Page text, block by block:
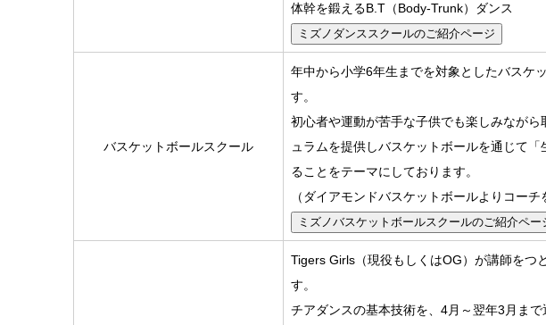
体幹を鍛えるB.T（Body-Trunk）ダンス
ミズノダンススクールのご紹介ページ
バスケットボールスクール
年中から小学6年生までを対象としたバスケ
す。
初心者や運動が苦手な子供でも楽しみながら
ュラムを提供しバスケットボールを通じて「
ることをテーマにしております。
（ダイアモンドバスケットボールよりコーチ
ミズノバスケットボールスクールのご紹介ペー
Tigers Girls（現役もしくはOG）が講師をつ
す。
チアダンスの基本技術を、4月～翌年3月まで